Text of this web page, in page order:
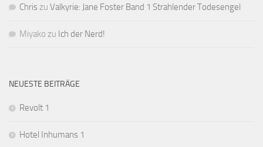
Chriszu Valkyrie: Jane Foster Band 1 Strahlender Todesengel
Miyako zu Ich der Nerd!
NEUESTE BEITRÄGE
Revolt 1
Hotel Inhumans 1